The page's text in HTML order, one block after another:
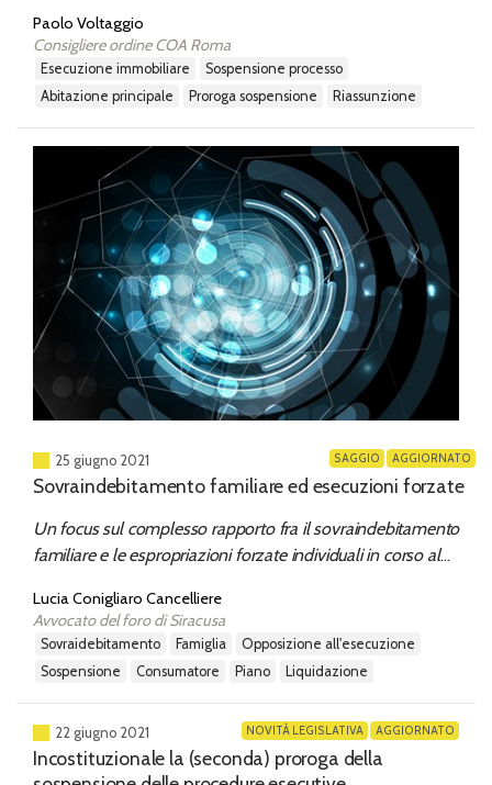
Paolo Voltaggio
Consigliere ordine COA Roma
esecuzione immobiliare
sospensione processo
abitazione principale
proroga sospensione riassunzione
25 giugno 2021 AGGIORNATO
SAGGIO
Sovraindebitamento familiare ed esecuzioni forzate
Un focus sul complesso rapporto fra il sovraindebitamento
familiare e le espropriazioni forzate individuali in corso al
suscettibili in quella fase d'essere intraprese
Lucia Conigliaro Cancelliere
Avvocato del foro di Siracusa
sovraidebitamento famiglia
opposizione all'esecuzione
sospensione
consumatore piano liquidazione
22 giugno 2021 AGGIORNATO
NOVITÀ LEGISLATIVA
Incostituzionale la (seconda) proroga della